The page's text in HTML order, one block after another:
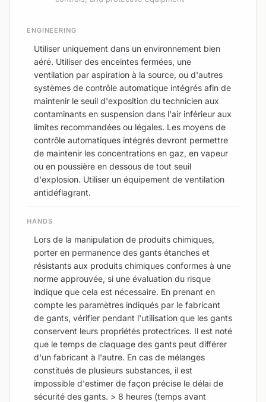
ENGINEERING
Utiliser uniquement dans un environnement bien
aéré. Utiliser des enceintes fermées, une
ventilation par aspiration à la source, ou d'autres
systèmes de contrôle automatique intégrés afin de
maintenir le seuil d'exposition du technicien aux
contaminants en suspension dans l'air inférieur aux
limites recommandées ou légales. Les moyens de
contrôle automatiques intégrés devront permettre
de maintenir les concentrations en gaz, en vapeur
ou en poussière en dessous de tout seuil
d'explosion. Utiliser un équipement de ventilation
antidéflagrant.
HANDS
Lors de la manipulation de produits chimiques,
porter en permanence des gants étanches et
résistants aux produits chimiques conformes à une
norme approuvée, si une évaluation du risque
indique que cela est nécessaire. En prenant en
compte les paramètres indiqués par le fabricant
de gants, vérifier pendant l'utilisation que les gants
conservent leurs propriétés protectrices. Il est noté
que le temps de claquage des gants peut différer
d'un fabricant à l'autre. En cas de mélanges
constitués de plusieurs substances, il est
impossible d'estimer de façon précise le délai de
sécurité des gants. > 8 heures (temps avant